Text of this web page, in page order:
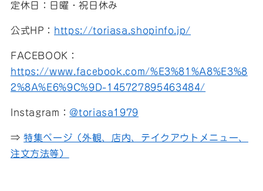
定休日：日曜・祝日休み
公式HP： https://toriasa.shopinfo.jp/
FACEBOOK：
https://www.facebook.com/%E3%81%A8%E3%8
2%8A%E6%9C%9D-145727895463484/
Instagram： @toriasa1979
⇒特集ページ（外観、店内、テイクアウトメニュー、
注文方法等）